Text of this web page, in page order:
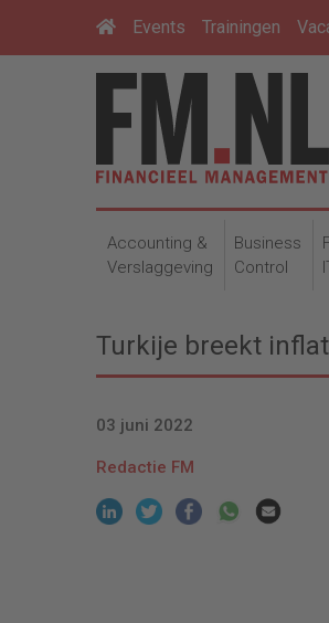
Events Trainingen
Accounting &
Verslaggeving
Business
Control
Turkije breekt
03 juni 2022
Redactie FM